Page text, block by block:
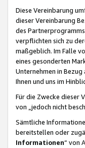
Diese Vereinbarung
dieser Vereinbarung
des
verpflichten sich zu
maßgeblich. Im Falle
eines gesonderten
Unternehmen in
Ihnen und uns im
Für die Zwecke dieser
von „jedoch nicht
Sämtliche
bereitstellen oder
Informationen“ von